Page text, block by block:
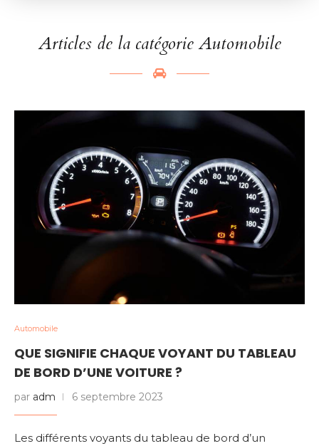
Articles de la catégorie Automobile
Automobile
QUE SIGNIFIE CHAQUE VOYANT DU TABLEAU
DE BORD D’UNE VOITURE ?
par adm 6 septembre 2023
Les différents voyants du tableau de bord d’un